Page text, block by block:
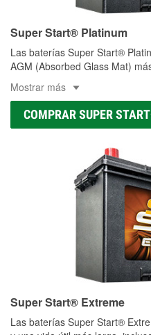
Super Start® Platinum
Las baterías Super Start®
AGM (Absorbed Glass Mat)
Mostrar más
COMPRAR SUPER
Super Start® Extreme
Las baterías Super Start®